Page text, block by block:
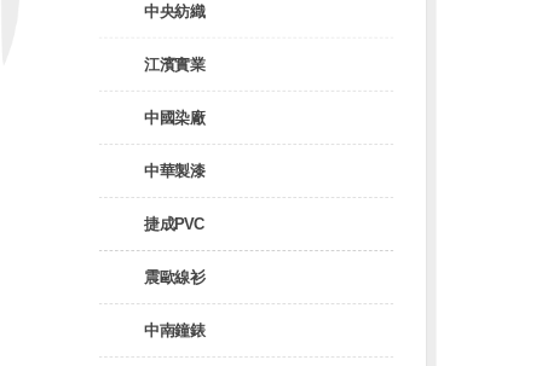
中央紡織
江濱實業
中國染廠
中華製漆
捷成PVC
震歐線衫
中南鐘錶